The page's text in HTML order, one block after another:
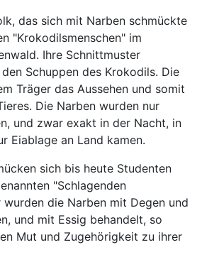
das sich mit Narben schmückte
"Krokodilsmenschen" im
Ihre Schnittmuster
Schuppen des Krokodils. Die
Träger das Aussehen und somit
Die Narben wurden nur
und zwar exakt in der Nacht, in
Eiablage an Land kamen.
sich bis heute Studenten
"Schlagenden
wurden die Narben mit Degen und
und mit Essig behandelt, so
Mut und Zugehörigkeit zu ihrer